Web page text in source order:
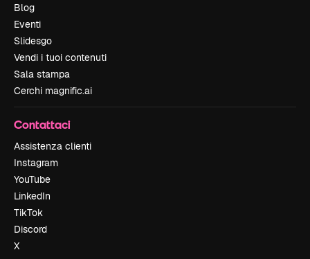
Blog
Eventi
Slidesgo
Vendi i tuoi contenuti
Sala stampa
Cerchi magnific.ai
Contattaci
Assistenza clienti
Instagram
YouTube
LinkedIn
TikTok
Discord
X